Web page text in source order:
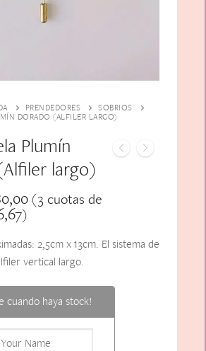
Alfiler Largo
Lazos
Peinetas
Adicionales
PRENDEDORES
SOBRIOS
DORADO (ALFILER LARGO)
Plumín
largo)
(3 cuotas de
)
2,5cm x 13cm. El sistema de
vertical largo.
cuando haya stock!